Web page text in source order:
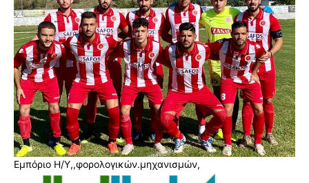
Εμπόριο Η/Υ,,φορολογικών.μηχανισμών,